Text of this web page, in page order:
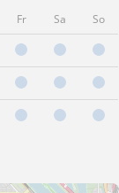
Fr Sa So